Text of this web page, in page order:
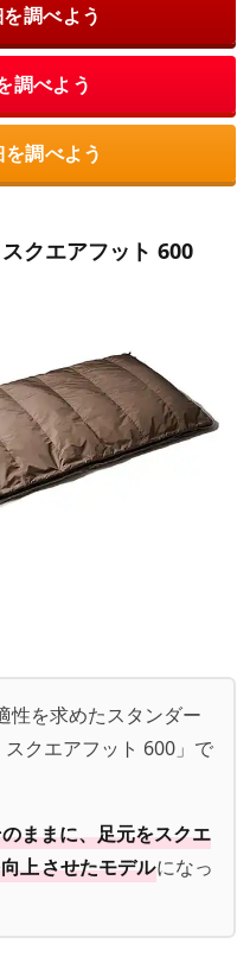
調べよう
調べよう
調べよう
クエアフット 600
性を求めたスタンダー
クエアフット 600」で
ままに、足元をスクエ
上させたモデルになっ